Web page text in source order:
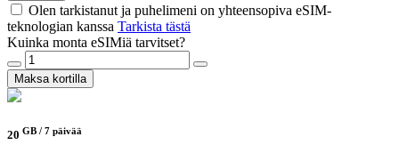
Olen tarkistanut ja puhelimeni on yhteensopiva eSIM-
teknologian kanssa Tarkista tästä
Kuinka monta eSIMiä tarvitset?
Maksa kortilla
20 GB / 7 päivää